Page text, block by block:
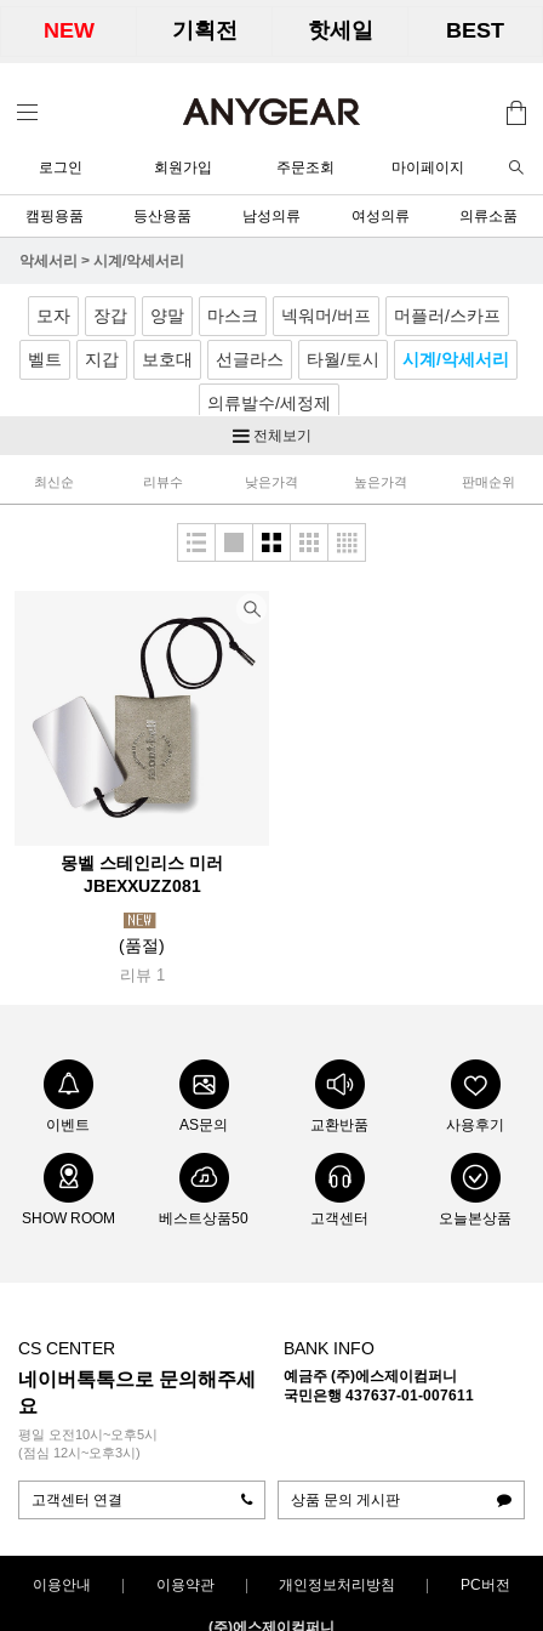
NEW 기획전 핫세일 BEST
로그인 회원가입 주문조회 마이페이지
캠핑용품 등산용품 남성의류 여성의류 의류소품
악세서리 > 시계/악세서리
모자 장갑 양말 마스크 넥워머/버프 머플러/스카프
벨트 지갑 보호대 선글라스 타월/토시 시계/악세서리
의류발수/세정제
전체보기
최신순 리뷰수 낮은가격 높은가격 판매순위
몽벨 스테인리스 미러
JBEXXUZZ081
(품절)
리뷰 1
이벤트 AS문의 교환반품 사용후기
SHOW ROOM 베스트상품50 고객센터 오늘본상품
CS CENTER
네이버톡톡으로 문의해주세
요
평일 오전10시~오후5시
(점심 12시~오후3시)
BANK INFO
예금주 (주)에스제이컴퍼니
국민은행 437637-01-007611
고객센터 연결 상품 문의 게시판
이용안내 이용약관 개인정보처리방침 PC버전
(주)에스제이컴퍼니